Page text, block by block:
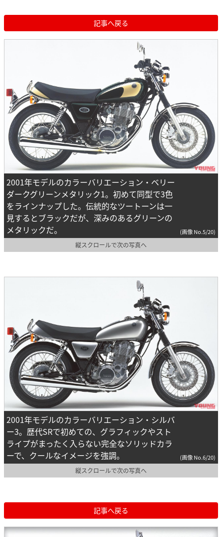
記事へ戻る
2001年モデルのカラーバリエーション・ベリー
ダークグリーンメタリック1。初めて同型で3色
をラインナップした。伝統的なツートーンは一
見するとブラックだが、深みのあるグリーンの
メタリックだ。
(画像 No.5/20)
縦スクロールで次の写真へ
2001年モデルのカラーバリエーション・シルバ
ー3。歴代SRで初めての、グラフィックやスト
ライプがまったく入らない完全なソリッドカラ
ーで、クールなイメージを強調。
(画像 No.6/20)
縦スクロールで次の写真へ
記事へ戻る